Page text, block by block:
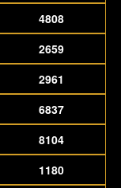
4808
2659
2961
6837
8104
1180